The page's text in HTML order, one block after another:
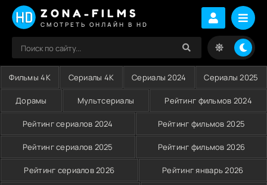
ZONA-FILMS
СМОТРЕТЬ ОНЛАЙН В HD
Фильмы 4K Сериалы 4K Сериалы 2024 Сериалы 2025
Дорамы Мультсериалы Рейтинг фильмов 2024
Рейтинг сериалов 2024 Рейтинг фильмов 2025
Рейтинг сериалов 2025 Рейтинг фильмов 2026
Рейтинг сериалов 2026 Рейтинг январь 2026